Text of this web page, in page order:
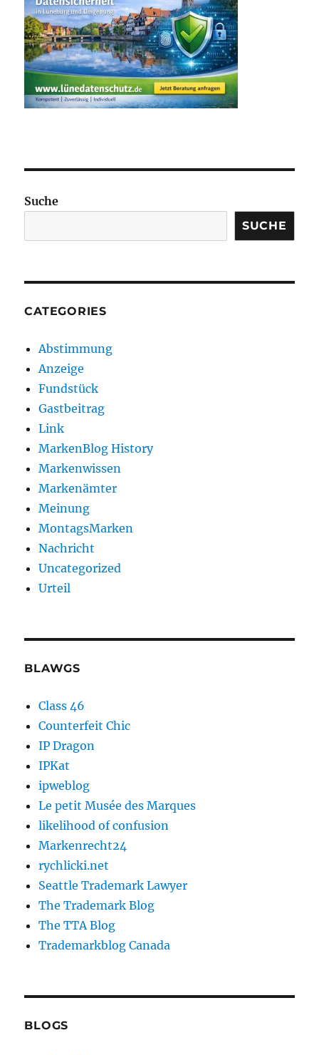
Suche
SUCHE
CATEGORIES
Abstimmung
Anzeige
Fundstück
Gastbeitrag
Link
MarkenBlog History
Markenwissen
Markenämter
Meinung
MontagsMarken
Nachricht
Uncategorized
Urteil
BLAWGS
Class 46
Counterfeit Chic
IP Dragon
IPKat
ipweblog
Le petit Musée des Marques
likelihood of confusion
Markenrecht24
rychlicki.net
Seattle Trademark Lawyer
The Trademark Blog
The TTA Blog
Trademarkblog Canada
BLOGS